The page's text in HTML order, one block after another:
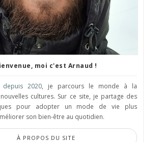
moi c'est Arnaud !
2020, je parcours le monde à la
cultures. Sur ce site, je partage des
pour adopter un mode de vie plus
son bien-être au quotidien.
À PROPOS DU SITE